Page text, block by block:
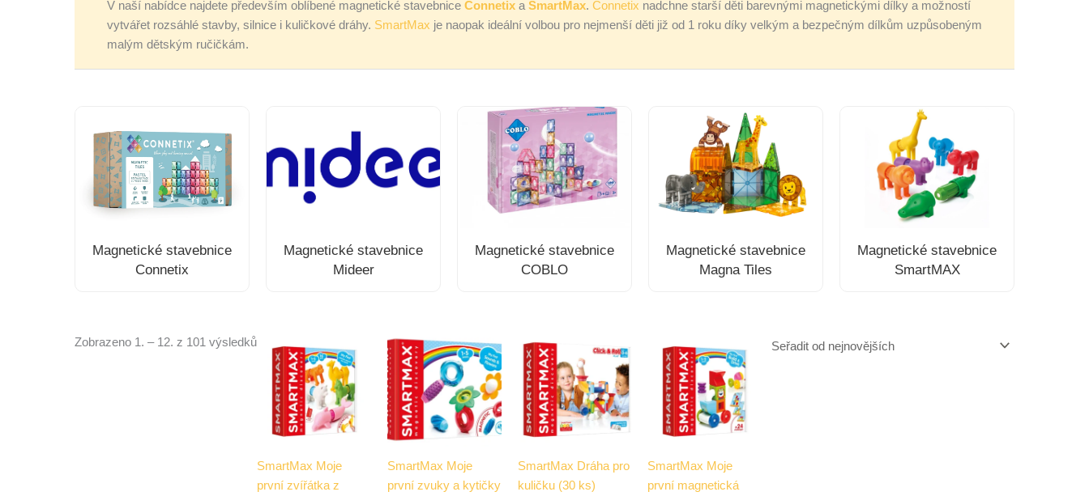
V naší nabídce najdete především oblíbené magnetické stavebnice Connetix a SmartMax. Connetix nadchne starší děti barevnými magnetickými dílky a možností
vytvářet rozsáhlé stavby, silnice i kuličkové dráhy. SmartMax je naopak ideální volbou pro nejmenší děti již od 1 roku díky velkým a bezpečným dílkům uzpůsobeným
malým dětským ručičkám.
Magnetické stavebnice
Connetix
Magnetické stavebnice
Mideer
Magnetické stavebnice
COBLO
Magnetické stavebnice
Magna Tiles
Magnetické stavebnice
SmartMAX
Zobrazeno 1. – 12. z 101 výsledků
SmartMax Moje
první zvířátka z
SmartMax Moje
první zvuky a kytičky
SmartMax Dráha pro
kuličku (30 ks)
SmartMax Moje
první magnetická